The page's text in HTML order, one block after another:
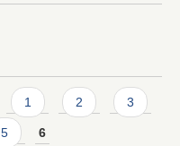
1 2 3
5 6